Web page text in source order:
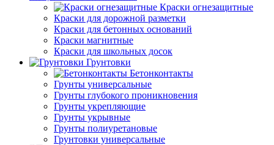
Краски огнезащитные
Краски для дорожной разметки
Краски для бетонных оснований
Краски магнитные
Краски для школьных досок
Грунтовки
Бетонконтакты
Грунты универсальные
Грунты глубокого проникновения
Грунты укрепляющие
Грунты укрывные
Грунты полиуретановые
Грунтовки универсальные